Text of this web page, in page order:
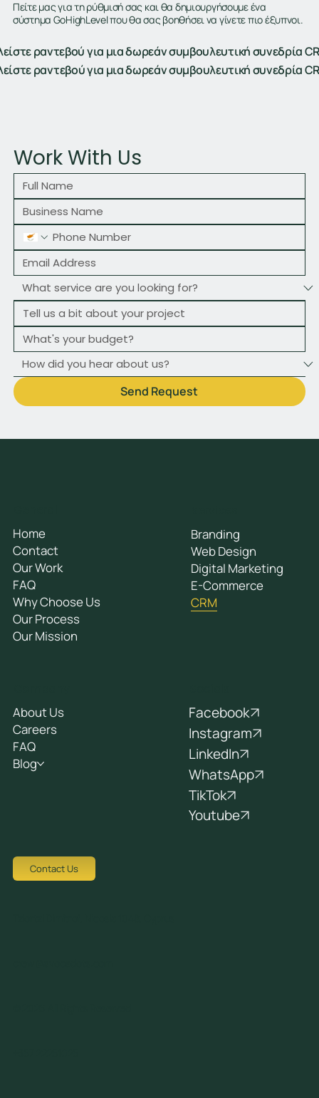
Πείτε μας για τη ρύθμισή σας και θα δημιουργήσουμε ένα
σύστημα GoHighLevel που θα σας βοηθήσει να γίνετε πιο έξυπνοι.
ραντεβού για μια δωρεάν συμβουλευτική συνεδρία
ραντεβού για μια δωρεάν συμβουλευτική συνεδρία
Work With Us
Send Request
Home
Contact
Our Work
FAQ
Why Choose Us
Our Process
Our Mission
Branding
Web Design
Digital Marketing
E-Commerce
CRM
About Us
Careers
FAQ
Blog
Facebook
Instagram
LinkedIn
WhatsApp
TikTok
Youtube
Contact Us